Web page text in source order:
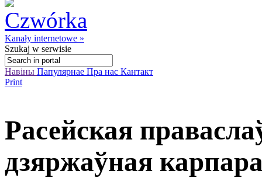
Kanały internetowe »
Szukaj w serwisie
Навіны Папулярнае Пра нас Кантакт
Print
Расейская
дзяржаўная